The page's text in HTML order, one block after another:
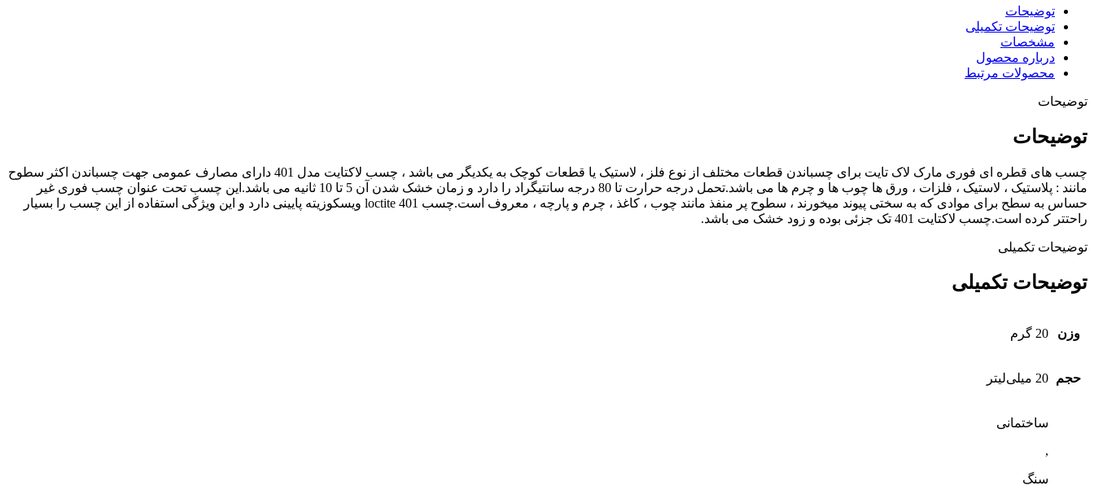
توضیحات
توضیحات تکمیلی
مشخصات
درباره محصول
محصولات مرتبط
توضیحات
توضیحات
چسب های قطره ای فوری مارک لاک تایت برای چسباندن قطعات مختلف از نوع فلز ، لاستیک یا قطعات کوچک به یکدیگر می باشد ، چسب لاکتایت مدل 401 دارای مصارف عمومی جهت چسباندن اکثر سطوح
مانند : پلاستیک ، لاستیک ، فلزات ، ورق ها چوب ها و چرم ها می باشد.تحمل درجه حرارت تا 80 درجه سانتیگراد را دارد و زمان خشک شدن آن 5 تا 10 ثانیه می باشد.این چسب تحت عنوان چسب فوری غیر
حساس به سطح برای موادی که به سختی پیوند میخورند ، سطوح پر منفذ مانند چوب ، کاغذ ، چرم و پارچه ، معروف است.چسب loctite 401 ویسکوزیته پایینی دارد و این ویژگی استفاده از این چسب را بسیار
راحتتر کرده است.چسب لاکتایت 401 تک جزئی بوده و زود خشک می باشد.
توضیحات تکمیلی
توضیحات تکمیلی
وزن 20 گرم
حجم 20 میلی‌لیتر
ساختمانی
,
سنگ